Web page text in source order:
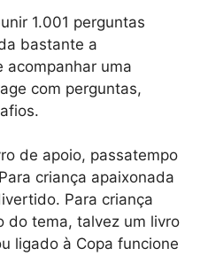
1.001 perguntas
bastante a
acompanhar uma
com perguntas,
de apoio, passatempo
criança apaixonada
Para criança
do tema, talvez um livro
ligado à Copa funcione